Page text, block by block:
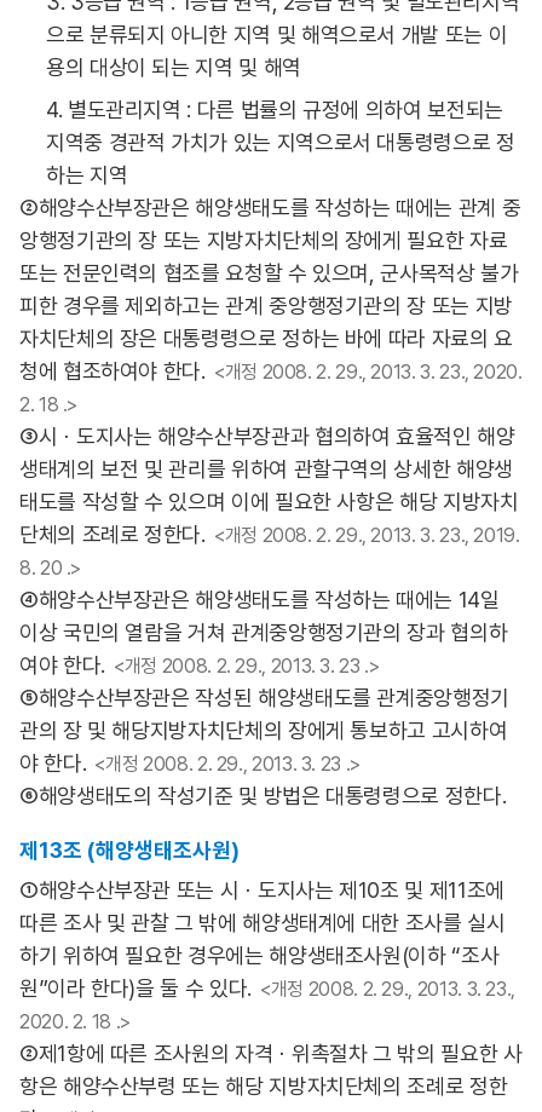
으로 분류되지 아니한 지역 및 해역으로서 개발 또는 이
용의 대상이 되는 지역 및 해역
4. 별도관리지역 : 다른 법률의 규정에 의하여 보전되는
지역중 경관적 가치가 있는 지역으로서 대통령령으로 정
하는 지역
②해양수산부장관은 해양생태도를 작성하는 때에는 관계 중
앙행정기관의 장 또는 지방자치단체의 장에게 필요한 자료
또는 전문인력의 협조를 요청할 수 있으며, 군사목적상 불가
피한 경우를 제외하고는 관계 중앙행정기관의 장 또는 지방
자치단체의 장은 대통령령으로 정하는 바에 따라 자료의 요
청에 협조하여야 한다. <개정 2008. 2. 29., 2013. 3. 23., 2020.
2. 18 .>
③시ㆍ도지사는 해양수산부장관과 협의하여 효율적인 해양
생태계의 보전 및 관리를 위하여 관할구역의 상세한 해양생
태도를 작성할 수 있으며 이에 필요한 사항은 해당 지방자치
단체의 조례로 정한다. <개정 2008. 2. 29., 2013. 3. 23., 2019.
8. 20 .>
④해양수산부장관은 해양생태도를 작성하는 때에는 14일
이상 국민의 열람을 거쳐 관계중앙행정기관의 장과 협의하
여야 한다. <개정 2008. 2. 29., 2013. 3. 23 .>
⑤해양수산부장관은 작성된 해양생태도를 관계중앙행정기
관의 장 및 해당지방자치단체의 장에게 통보하고 고시하여
야 한다. <개정 2008. 2. 29., 2013. 3. 23 .>
⑥해양생태도의 작성기준 및 방법은 대통령령으로 정한다.
제13조 (해양생태조사원)
①해양수산부장관 또는 시ㆍ도지사는 제10조 및 제11조에
따른 조사 및 관찰 그 밖에 해양생태계에 대한 조사를 실시
하기 위하여 필요한 경우에는 해양생태조사원(이하 “조사
원”이라 한다)을 둘 수 있다. <개정 2008. 2. 29., 2013. 3. 23.,
2020. 2. 18 .>
②제1항에 따른 조사원의 자격ㆍ위촉절차 그 밖의 필요한 사
항은 해양수산부령 또는 해당 지방자치단체의 조례로 정한